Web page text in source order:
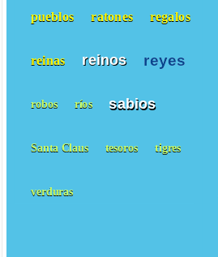
pueblos ratones regalos
reinas reinos reyes
robos ríos sabios
Santa Claus tesoros tigres
verduras